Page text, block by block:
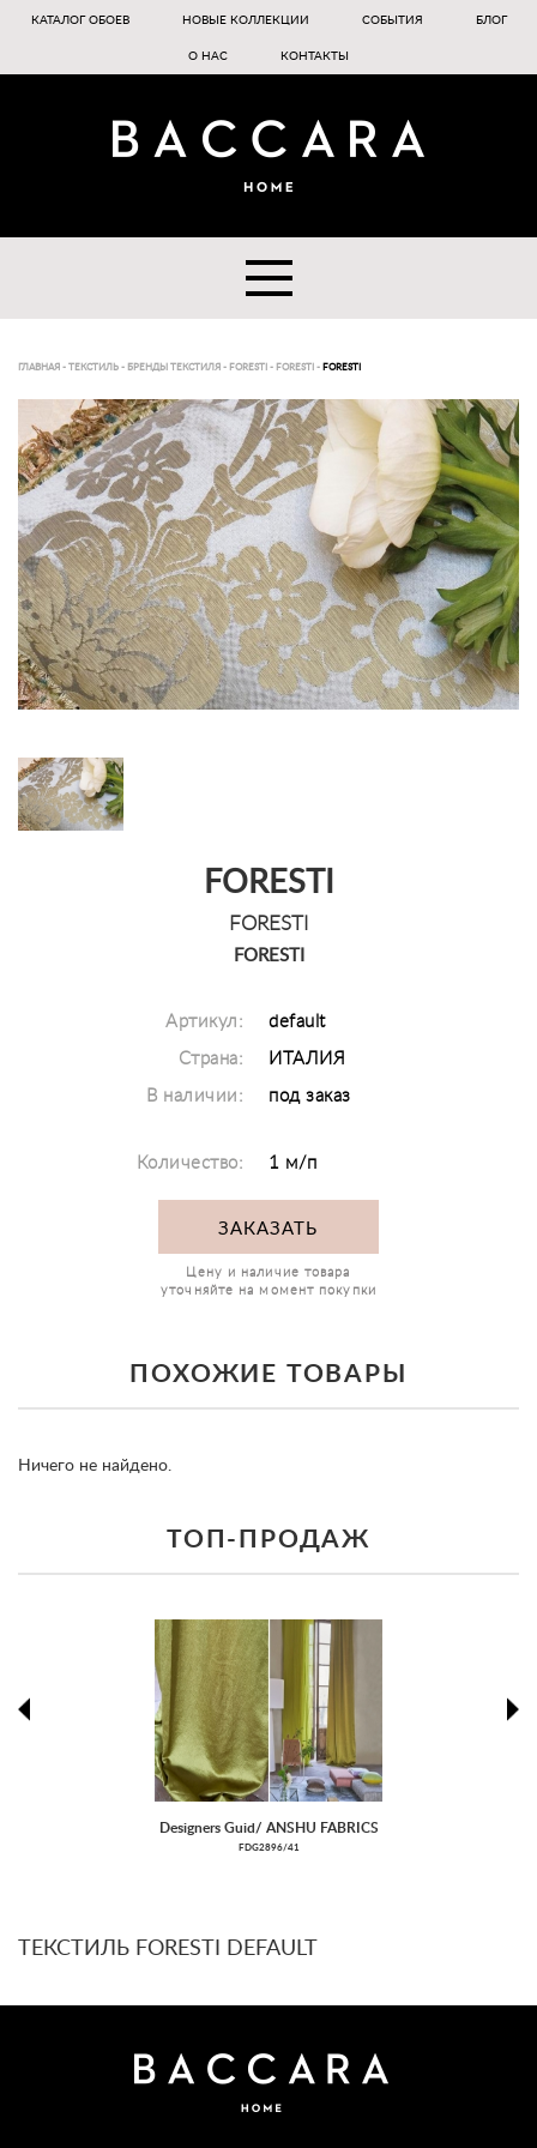
КАТАЛОГ ОБОЕВ НОВЫЕ КОЛЛЕКЦИИ СОБЫТИЯ БЛОГ
О НАС КОНТАКТЫ
ГЛАВНАЯ - ТЕКСТИЛЬ - БРЕНДЫ ТЕКСТИЛЯ - FORESTI - FORESTI - FORESTI
FORESTI
FORESTI
FORESTI
Артикул: default
Страна: ИТАЛИЯ
В наличии: под заказ
Количество: 1 м/п
ЗАКАЗАТЬ
Цену и наличие товара
уточняйте на момент покупки
ПОХОЖИЕ ТОВАРЫ
Ничего не найдено.
ТОП-ПРОДАЖ
Designers Guid/ ANSHU FABRICS
FDG2896/41
ТЕКСТИЛЬ FORESTI DEFAULT